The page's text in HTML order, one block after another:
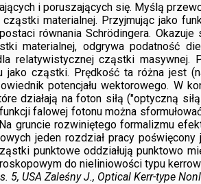
i poruszających się. Myślą
materialnej. Przyjmując jako
równania Schrödingera. Okazuje
materialnej, odgrywa podatność
relatywistycznej cząstki masywnej.
cząstki. Prędkość ta różna jest
potencjału wektorowego. W
działają na foton siłą ("optyczną
falowej fotonu można
gruncie rozwiniętego formalizmu
jeden rozdział pracy poświęcony
punktowe oddziałują punktowo
do nieliniowości typu
USA Zaleśny J., Optical Kerr-type